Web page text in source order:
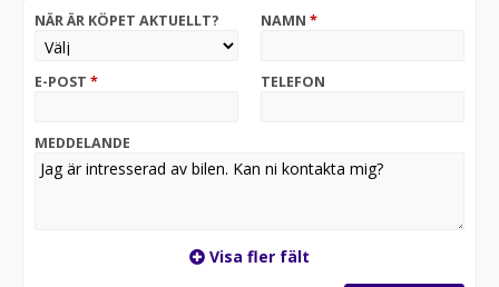
NÄR ÄR KÖPET AKTUELLT? NAMN *
E-POST * TELEFON
MEDDELANDE
Visa fler fält